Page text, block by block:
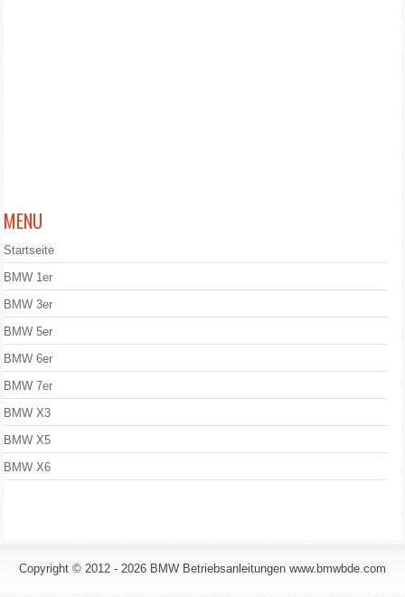
MENU
Startseite
BMW 1er
BMW 3er
BMW 5er
BMW 6er
BMW 7er
BMW X3
BMW X5
BMW X6
Copyright © 2012 - 2026 BMW Betriebsanleitungen www.bmwbde.com